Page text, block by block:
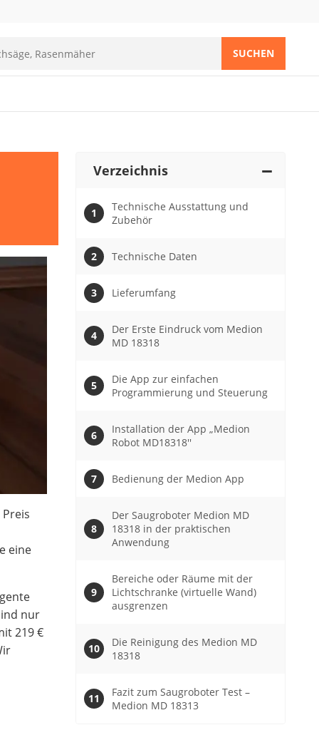
SUCHEN
eine
nur
219 €
Verzeichnis
Technische Ausstattung und
Zubehör
Technische Daten
Lieferumfang
Der Erste Eindruck vom Medion
MD 18318
Die App zur einfachen
Programmierung und Steuerung
Installation der App „Medion
Robot MD18318′′
Bedienung der Medion App
Der Saugroboter Medion MD
18318 in der praktischen
Anwendung
Bereiche oder Räume mit der
Lichtschranke (virtuelle Wand)
ausgrenzen
Die Reinigung des Medion MD
18318
Fazit zum Saugroboter Test –
Medion MD 18313